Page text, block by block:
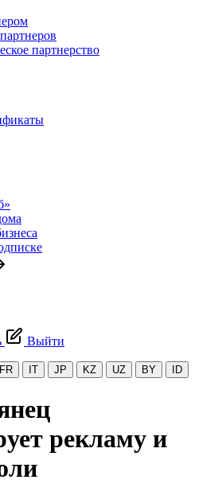
партнерство
Выйти
FR IT JP KZ UZ BY ID
рекламу и